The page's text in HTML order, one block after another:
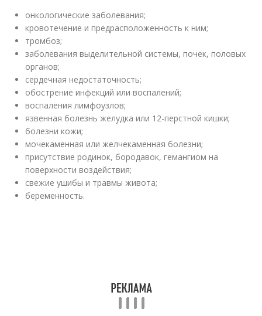
онкологические заболевания;
кровотечение и предрасположенность к ним;
тромбоз;
заболевания выделительной системы, почек, половых
органов;
сердечная недостаточность;
обострение инфекций или воспалений;
воспаления лимфоузлов;
язвенная болезнь желудка или 12-перстной кишки;
болезни кожи;
мочекаменная или желчекаменная болезни;
присутствие родинок, бородавок, гемангиом на
поверхности воздействия;
свежие ушибы и травмы живота;
беременность.